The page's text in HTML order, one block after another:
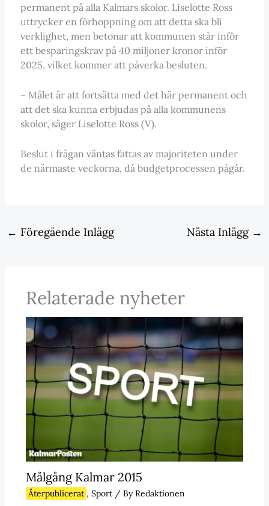
permanent på alla Kalmars skolor. Liselotte Ross
uttrycker en förhoppning om att detta ska bli
verklighet, men betonar att kommunen står inför
ett besparingskrav på 40 miljoner kronor inför
2025, vilket kommer att påverka besluten.
– Målet är att fortsätta med det här permanent och
att det ska kunna erbjudas på alla kommunens
skolor, säger Liselotte Ross (V).
Beslut i frågan väntas fattas av majoriteten under
de närmaste veckorna, då budgetprocessen pågår.
← Föregående Inlägg Nästa Inlägg →
Relaterade nyheter
Målgång Kalmar 2015
Återpublicerat , Sport/ ByRedaktionen